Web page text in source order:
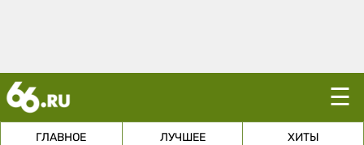
☰
ГЛАВНОЕ ЛУЧШЕЕ ХИТЫ